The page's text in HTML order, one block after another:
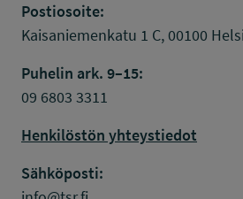
Postiosoite:
Kaisaniemenkatu 1 C, 00100
Puhelin ark. 9–15:
09 6803 3311
Henkilöstön yhteystiedot
Sähköposti: